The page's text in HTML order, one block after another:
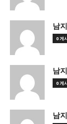
남
0 게
남
0 게
남